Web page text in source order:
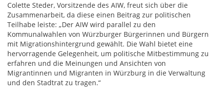
Colette Steder, Vorsitzende des AIW, freut sich über die
Zusammenarbeit, da diese einen Beitrag zur politischen
Teilhabe leiste: „Der AIW wird parallel zu den
Kommunalwahlen von Würzburger Bürgerinnen und Bürgern
mit Migrationshintergrund gewählt. Die Wahl bietet eine
hervorragende Gelegenheit, um politische Mitbestimmung zu
erfahren und die Meinungen und Ansichten von
Migrantinnen und Migranten in Würzburg in die Verwaltung
und den Stadtrat zu tragen.“